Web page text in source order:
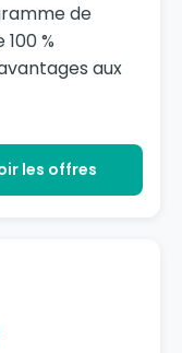
de
%
aux
les offres